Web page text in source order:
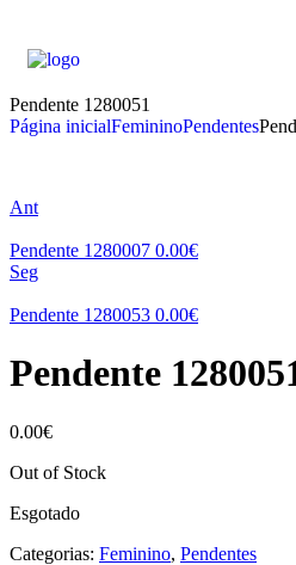
Pendente 1280051
Página inicialFemininoPendentes
Ant
Pendente 1280007 0.00€
Seg
Pendente 1280053 0.00€
Pendente
0.00€
Out of Stock
Esgotado
Categorias: Feminino, Pendentes